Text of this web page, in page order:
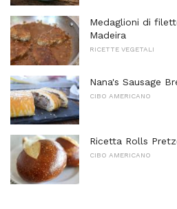
Medaglioni di
Madeira
RICETTE VEGETALI
Nana's Sausage
CIBO AMERICANO
Ricetta Rolls
CIBO AMERICANO